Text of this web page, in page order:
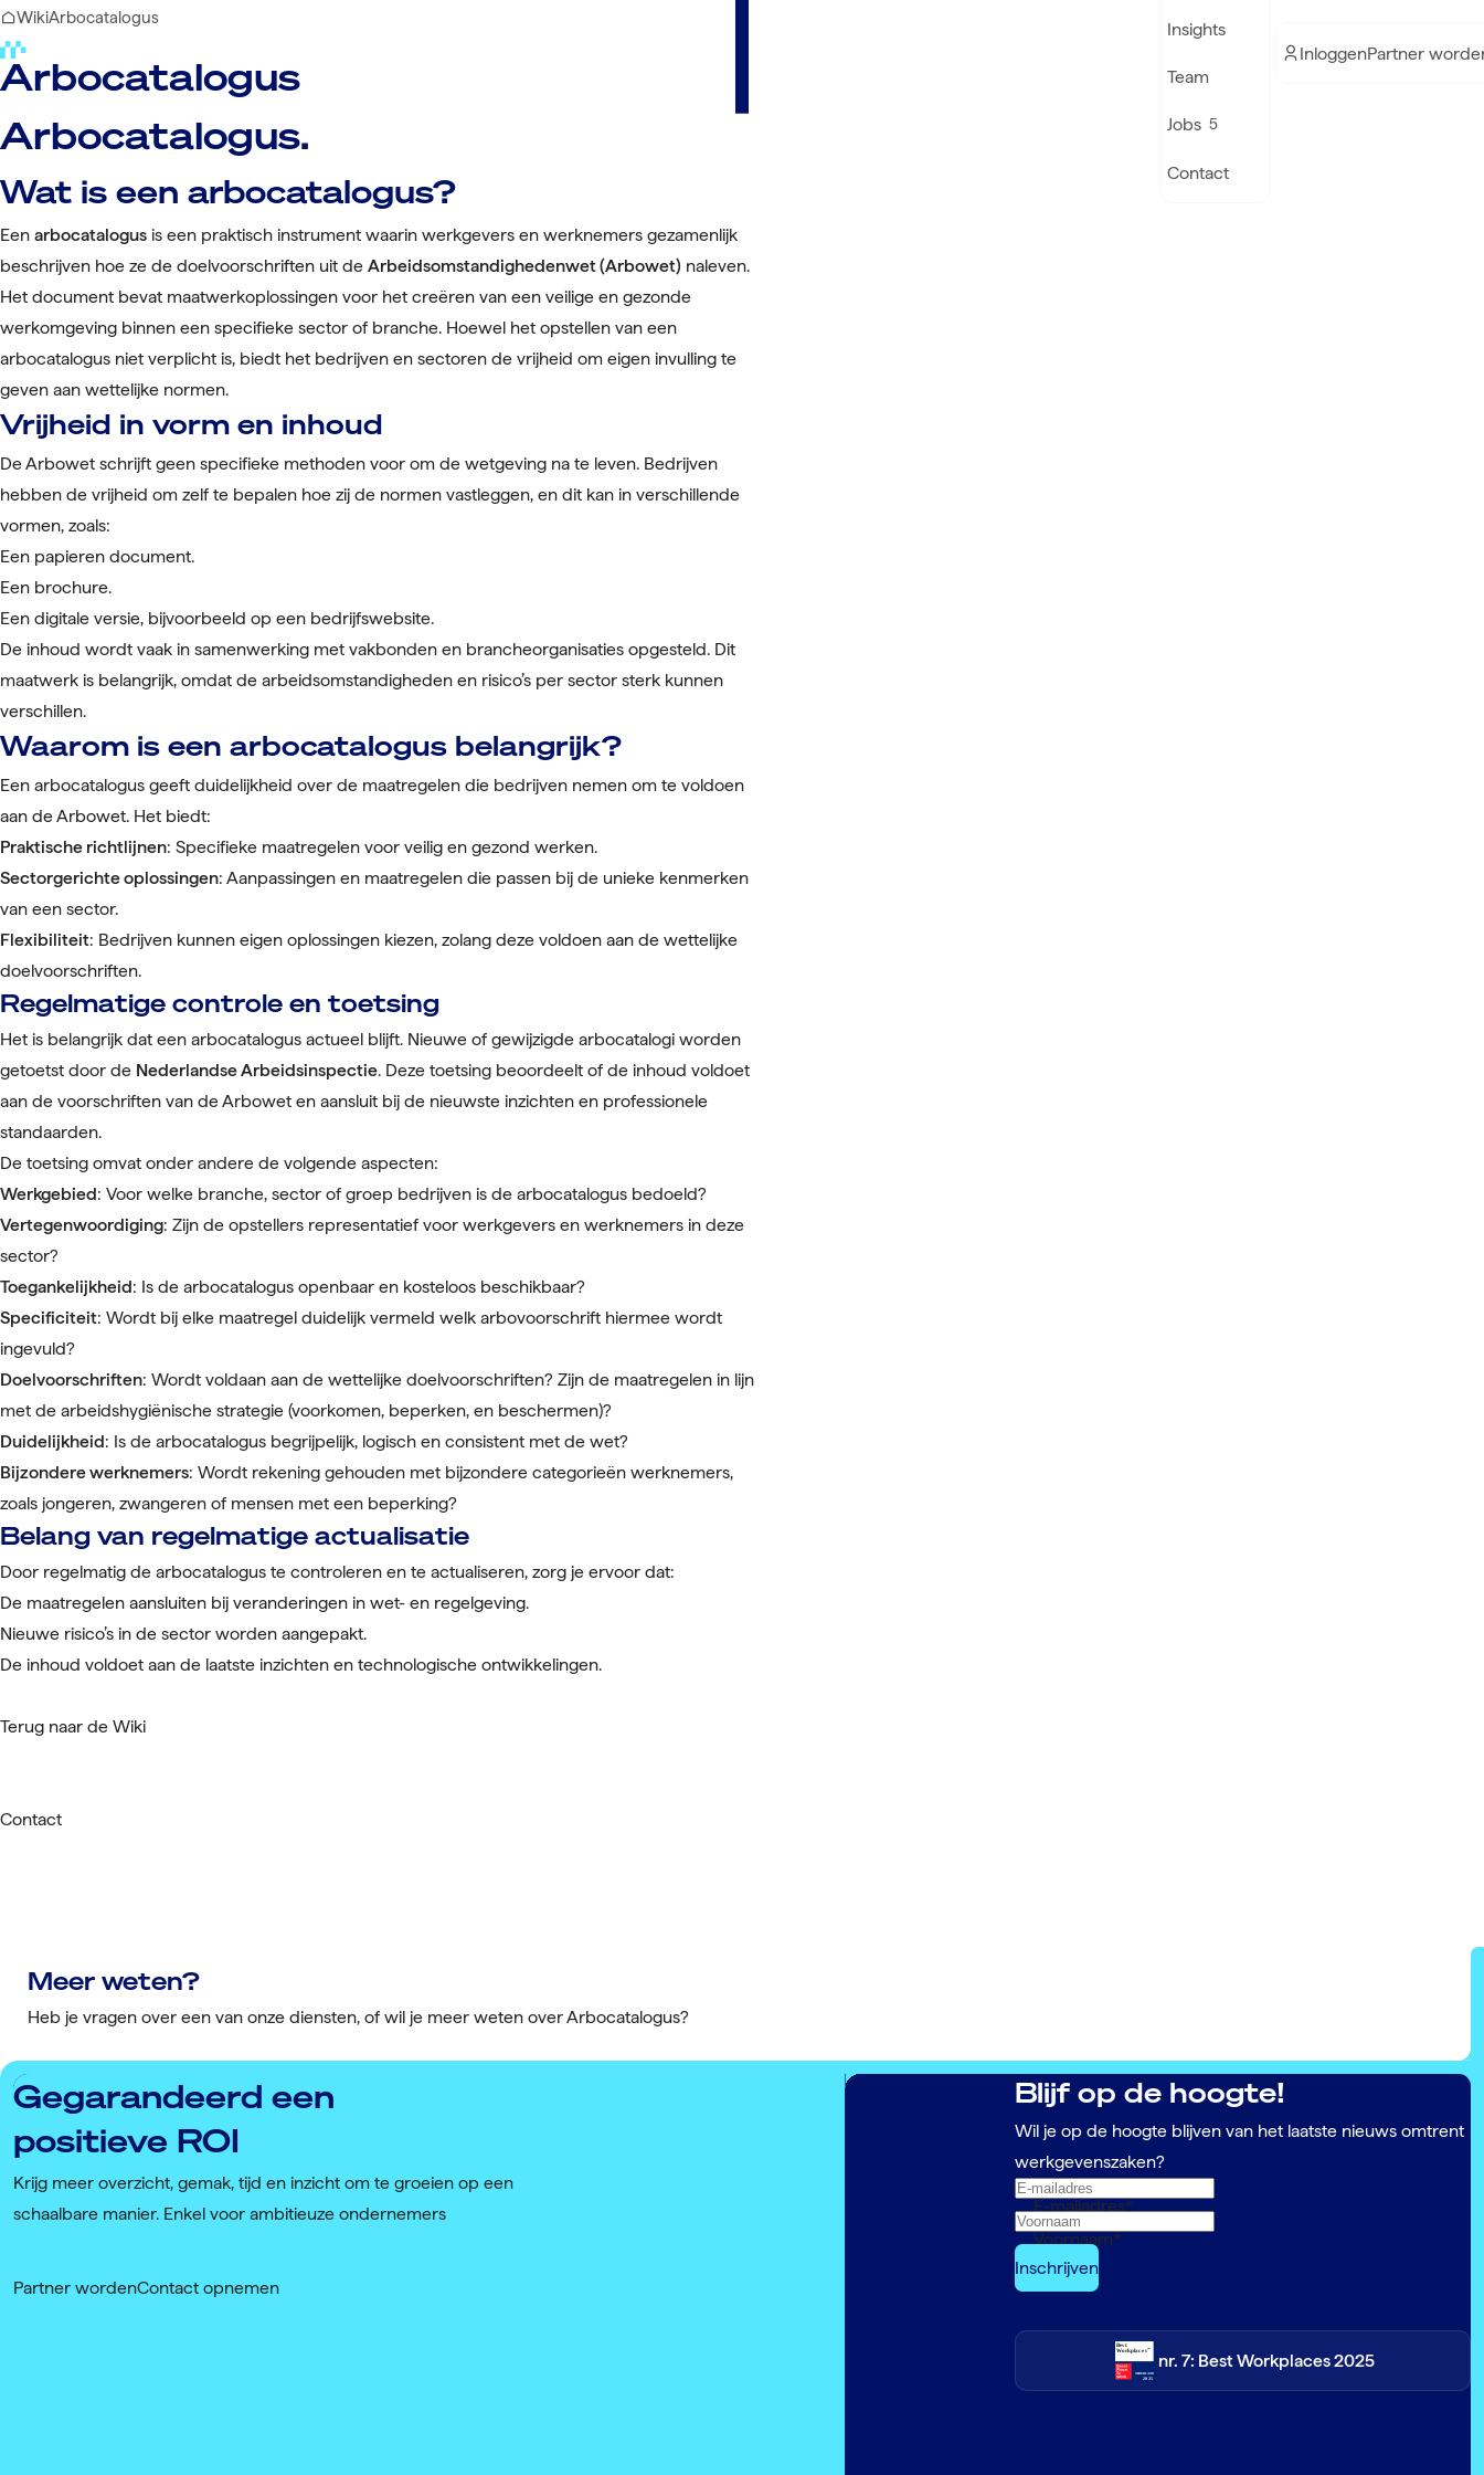
Insights
Team
Jobs 5
Contact
InloggenPartner
WikiArbocatalogus
Arbocatalogus
Arbocatalogus.
Wat is een arbocatalogus?
Een arbocatalogus is een praktisch instrument waarin werkgevers en werknemers gezamenlijk
beschrijven hoe ze de doelvoorschriften uit de Arbeidsomstandighedenwet (Arbowet) naleven.
Het document bevat maatwerkoplossingen voor het creëren van een veilige en gezonde
werkomgeving binnen een specifieke sector of branche. Hoewel het opstellen van een
arbocatalogus niet verplicht is, biedt het bedrijven en sectoren de vrijheid om eigen invulling te
geven aan wettelijke normen.
Vrijheid in vorm en inhoud
De Arbowet schrijft geen specifieke methoden voor om de wetgeving na te leven. Bedrijven
hebben de vrijheid om zelf te bepalen hoe zij de normen vastleggen, en dit kan in verschillende
vormen, zoals:
Een papieren document.
Een brochure.
Een digitale versie, bijvoorbeeld op een bedrijfswebsite.
De inhoud wordt vaak in samenwerking met vakbonden en brancheorganisaties opgesteld. Dit
maatwerk is belangrijk, omdat de arbeidsomstandigheden en risico’s per sector sterk kunnen
verschillen.
Waarom is een arbocatalogus belangrijk?
Een arbocatalogus geeft duidelijkheid over de maatregelen die bedrijven nemen om te voldoen
aan de Arbowet. Het biedt:
Praktische richtlijnen: Specifieke maatregelen voor veilig en gezond werken.
Sectorgerichte oplossingen: Aanpassingen en maatregelen die passen bij de unieke kenmerken
van een sector.
Flexibiliteit: Bedrijven kunnen eigen oplossingen kiezen, zolang deze voldoen aan de wettelijke
doelvoorschriften.
Regelmatige controle en toetsing
Het is belangrijk dat een arbocatalogus actueel blijft. Nieuwe of gewijzigde arbocatalogi worden
getoetst door de Nederlandse Arbeidsinspectie. Deze toetsing beoordeelt of de inhoud voldoet
aan de voorschriften van de Arbowet en aansluit bij de nieuwste inzichten en professionele
standaarden.
De toetsing omvat onder andere de volgende aspecten:
Werkgebied: Voor welke branche, sector of groep bedrijven is de arbocatalogus bedoeld?
Vertegenwoordiging: Zijn de opstellers representatief voor werkgevers en werknemers in deze
sector?
Toegankelijkheid: Is de arbocatalogus openbaar en kosteloos beschikbaar?
Specificiteit: Wordt bij elke maatregel duidelijk vermeld welk arbovoorschrift hiermee wordt
ingevuld?
Doelvoorschriften: Wordt voldaan aan de wettelijke doelvoorschriften? Zijn de maatregelen in lijn
met de arbeidshygiënische strategie (voorkomen, beperken, en beschermen)?
Duidelijkheid: Is de arbocatalogus begrijpelijk, logisch en consistent met de wet?
Bijzondere werknemers: Wordt rekening gehouden met bijzondere categorieën werknemers,
zoals jongeren, zwangeren of mensen met een beperking?
Belang van regelmatige actualisatie
Door regelmatig de arbocatalogus te controleren en te actualiseren, zorg je ervoor dat:
De maatregelen aansluiten bij veranderingen in wet- en regelgeving.
Nieuwe risico’s in de sector worden aangepakt.
De inhoud voldoet aan de laatste inzichten en technologische ontwikkelingen.
Terug naar de Wiki
Contact
Meer weten?
Heb je vragen over een van onze diensten, of wil je meer weten over Arbocatalogus?
Gegarandeerd een
positieve ROI
Krijg meer overzicht, gemak, tijd en inzicht om te groeien op een
schaalbare manier. Enkel voor ambitieuze ondernemers
Partner wordenContact opnemen
Blijf op de hoogte!
Wil je op de hoogte blijven van het laatste nieuws omtrent
werkgevenszaken?
E-mailadres*
Voornaam*
nr. 7: Best Workplaces 2025